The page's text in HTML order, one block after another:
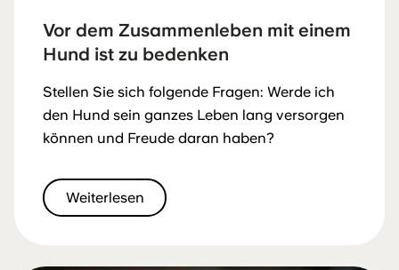
Vor dem Zusammenleben mit einem
Hund ist zu bedenken
Stellen Sie sich folgende Fragen: Werde ich
den Hund sein ganzes Leben lang versorgen
können und Freude daran haben?
Weiterlesen